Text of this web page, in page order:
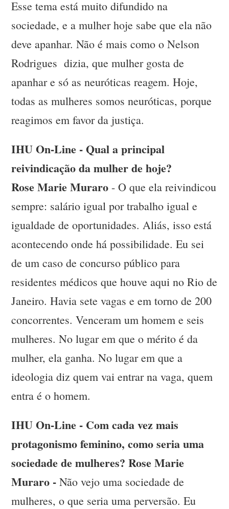
Esse tema está muito difundido na
sociedade, e a mulher hoje sabe que ela não
deve apanhar. Não é mais como o Nelson
Rodrigues dizia, que mulher gosta de
apanhar e só as neuróticas reagem. Hoje,
todas as mulheres somos neuróticas, porque
reagimos em favor da justiça.
IHU On-Line - Qual a principal
reivindicação da mulher de hoje?
Rose Marie Muraro - O que ela reivindicou
sempre: salário igual por trabalho igual e
igualdade de oportunidades. Aliás, isso está
acontecendo onde há possibilidade. Eu sei
de um caso de concurso público para
residentes médicos que houve aqui no Rio de
Janeiro. Havia sete vagas e em torno de 200
concorrentes. Venceram um homem e seis
mulheres. No lugar em que o mérito é da
mulher, ela ganha. No lugar em que a
ideologia diz quem vai entrar na vaga, quem
entra é o homem.
IHU On-Line - Com cada vez mais
protagonismo feminino, como seria uma
sociedade de mulheres? Rose Marie
Muraro - Não vejo uma sociedade de
mulheres, o que seria uma perversão. Eu